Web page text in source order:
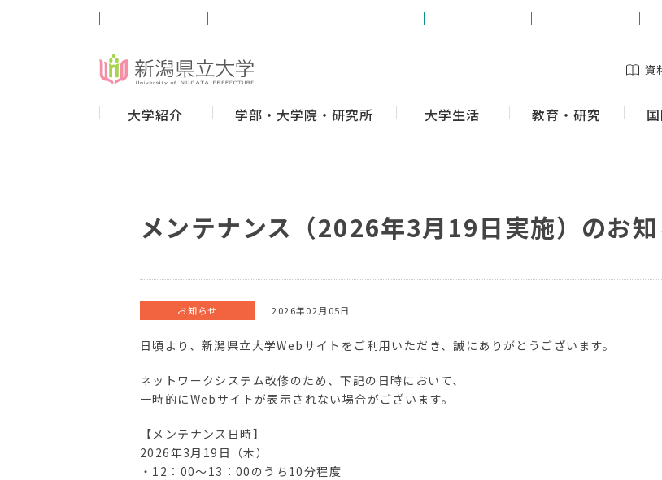
資
大学紹介 学部・大学院・研究所 大学生活 教育・研究
メンテナンス（2026年3月19日実施）のお
お知らせ 2026年02月05日
日頃より、新潟県立大学Webサイトをご利用いただき、誠にありがとうございます。
ネットワークシステム改修のため、下記の日時において、
一時的にWebサイトが表示されない場合がございます。
【メンテナンス日時】
2026年3月19日（木）
・12：00～13：00のうち10分程度